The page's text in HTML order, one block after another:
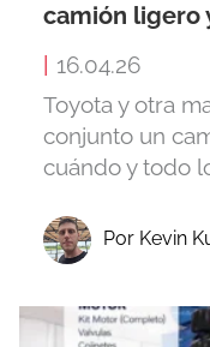
camión ligero
16.04.26
Toyota y otra
conjunto un
cuándo y todo
Por Kevin